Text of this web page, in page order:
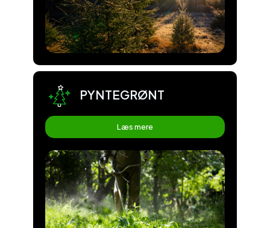
PYNTEGRØNT
Læs mere